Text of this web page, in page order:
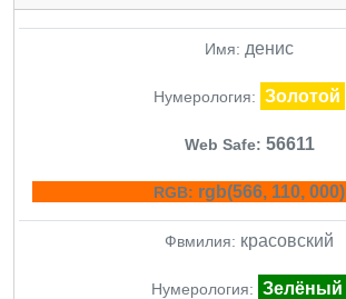
Имя: денис
Нумерология: Золотой
Web Safe: 56611
RGB: rgb(566, 110, 000)
Фвмилия: красовский
Нумерология: Зелёный